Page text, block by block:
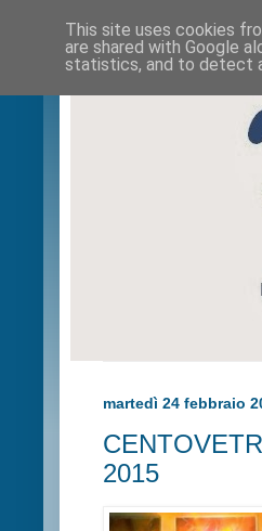
martedì 24 febbraio
2015
This site uses cookies
are shared with Google
statistics, and to detect